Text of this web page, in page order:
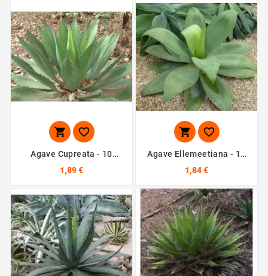
 
Agave Cupreata - 10
1,89 €
 
Agave Ellemeetiana - 10
1,84 €